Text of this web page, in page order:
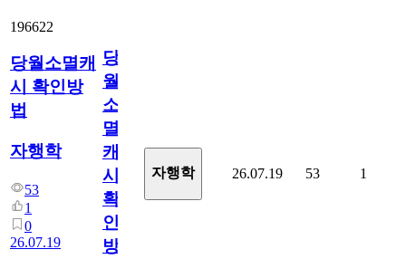
196622
당월소멸캐
시 확인방
법
자행학
53
1
0
26.07.19
당
월
소
멸
캐
시
확
인
방
자행학 26.07.19 53 1